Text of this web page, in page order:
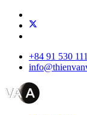
+84 91 530